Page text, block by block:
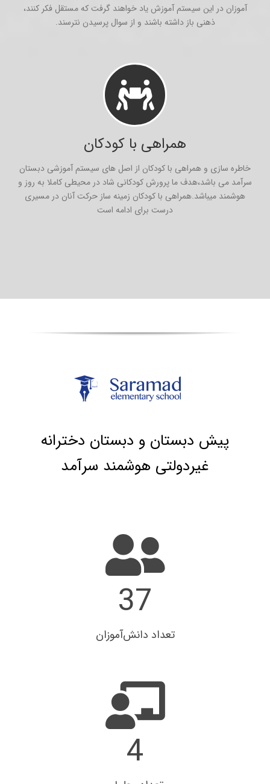
آموزان در این سیستم آموزش یاد خواهند گرفت که مستقل فکر کنند،
ذهنی باز داشته باشند و از سوال پرسیدن نترسند.
همراهی با کودکان
خاطره سازی و همراهی با کودکان از اصل های سیستم آموزشی دبستان
سرآمد می باشد،هدف ما پرورش کودکانی شاد در محیطی کاملا به روز و
هوشمند میباشد.همراهی با کودکان زمینه ساز حرکت آنان در مسیری
درست برای ادامه است
پیش دبستان و دبستان دخترانه
غیردولتی هوشمند سرآمد
81
تعداد دانش‌آموزان
8